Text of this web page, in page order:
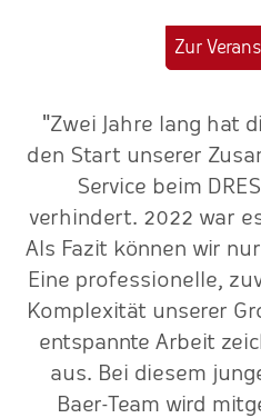
Zur
"Zwei Jahre lang hat
den Start unserer
Service beim
verhindert. 2022 war
Als Fazit können wir
Eine professionelle,
Komplexität unserer
entspannte Arbeit
aus. Bei diesem
Baer-Team wird